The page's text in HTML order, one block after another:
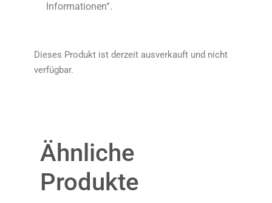
Informationen“.
Dieses Produkt ist derzeit ausverkauft und nicht
verfügbar.
Ähnliche
Produkte